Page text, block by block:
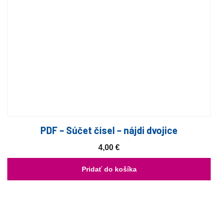
PDF – Súčet čísel – nájdi dvojice
4,00 €
Pridať do košíka